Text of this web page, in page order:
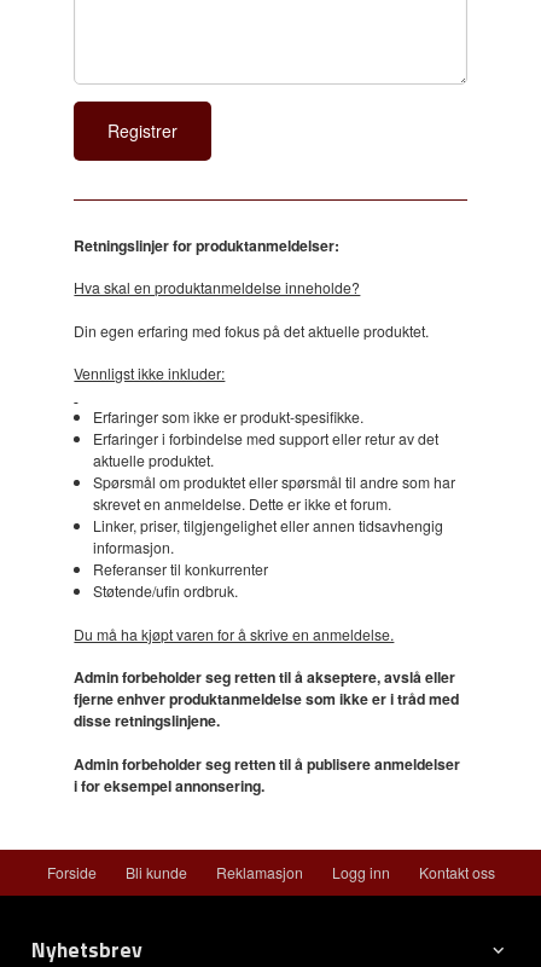
Retningslinjer for produktanmeldelser:
Hva skal en produktanmeldelse inneholde?
Din egen erfaring med fokus på det aktuelle produktet.
Vennligst ikke inkluder:
Erfaringer som ikke er produkt-spesifikke.
Erfaringer i forbindelse med support eller retur av det
aktuelle produktet.
Spørsmål om produktet eller spørsmål til andre som har
skrevet en anmeldelse. Dette er ikke et forum.
Linker, priser, tilgjengelighet eller annen tidsavhengig
informasjon.
Referanser til konkurrenter
Støtende/ufin ordbruk.
Du må ha kjøpt varen for å skrive en anmeldelse.
Admin forbeholder seg retten til å akseptere, avslå eller
fjerne enhver produktanmeldelse som ikke er i tråd med
disse retningslinjene.
Admin forbeholder seg retten til å publisere anmeldelser
i for eksempel annonsering.
Forside Bli kunde Reklamasjon Logg inn Kontakt oss
Nyhetsbrev